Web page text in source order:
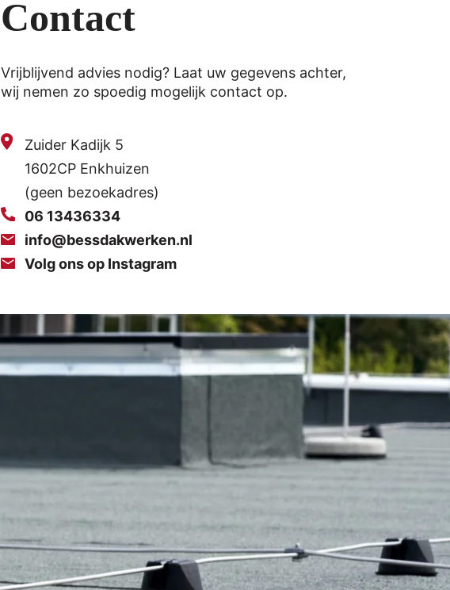
Contact
Vrijblijvend advies nodig? Laat uw gegevens achter,
wij nemen zo spoedig mogelijk contact op.
Zuider Kadijk 5
1602CP Enkhuizen
(geen bezoekadres)
06 13436334
info@bessdakwerken.nl
Volg ons op Instagram